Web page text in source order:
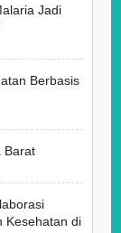
Jadi
Berbasis
Barat
Kesehatan di